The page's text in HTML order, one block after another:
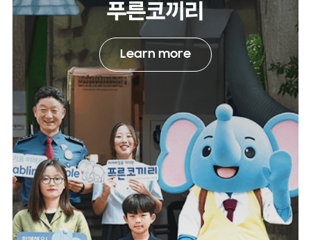
푸른코끼리
Learn more